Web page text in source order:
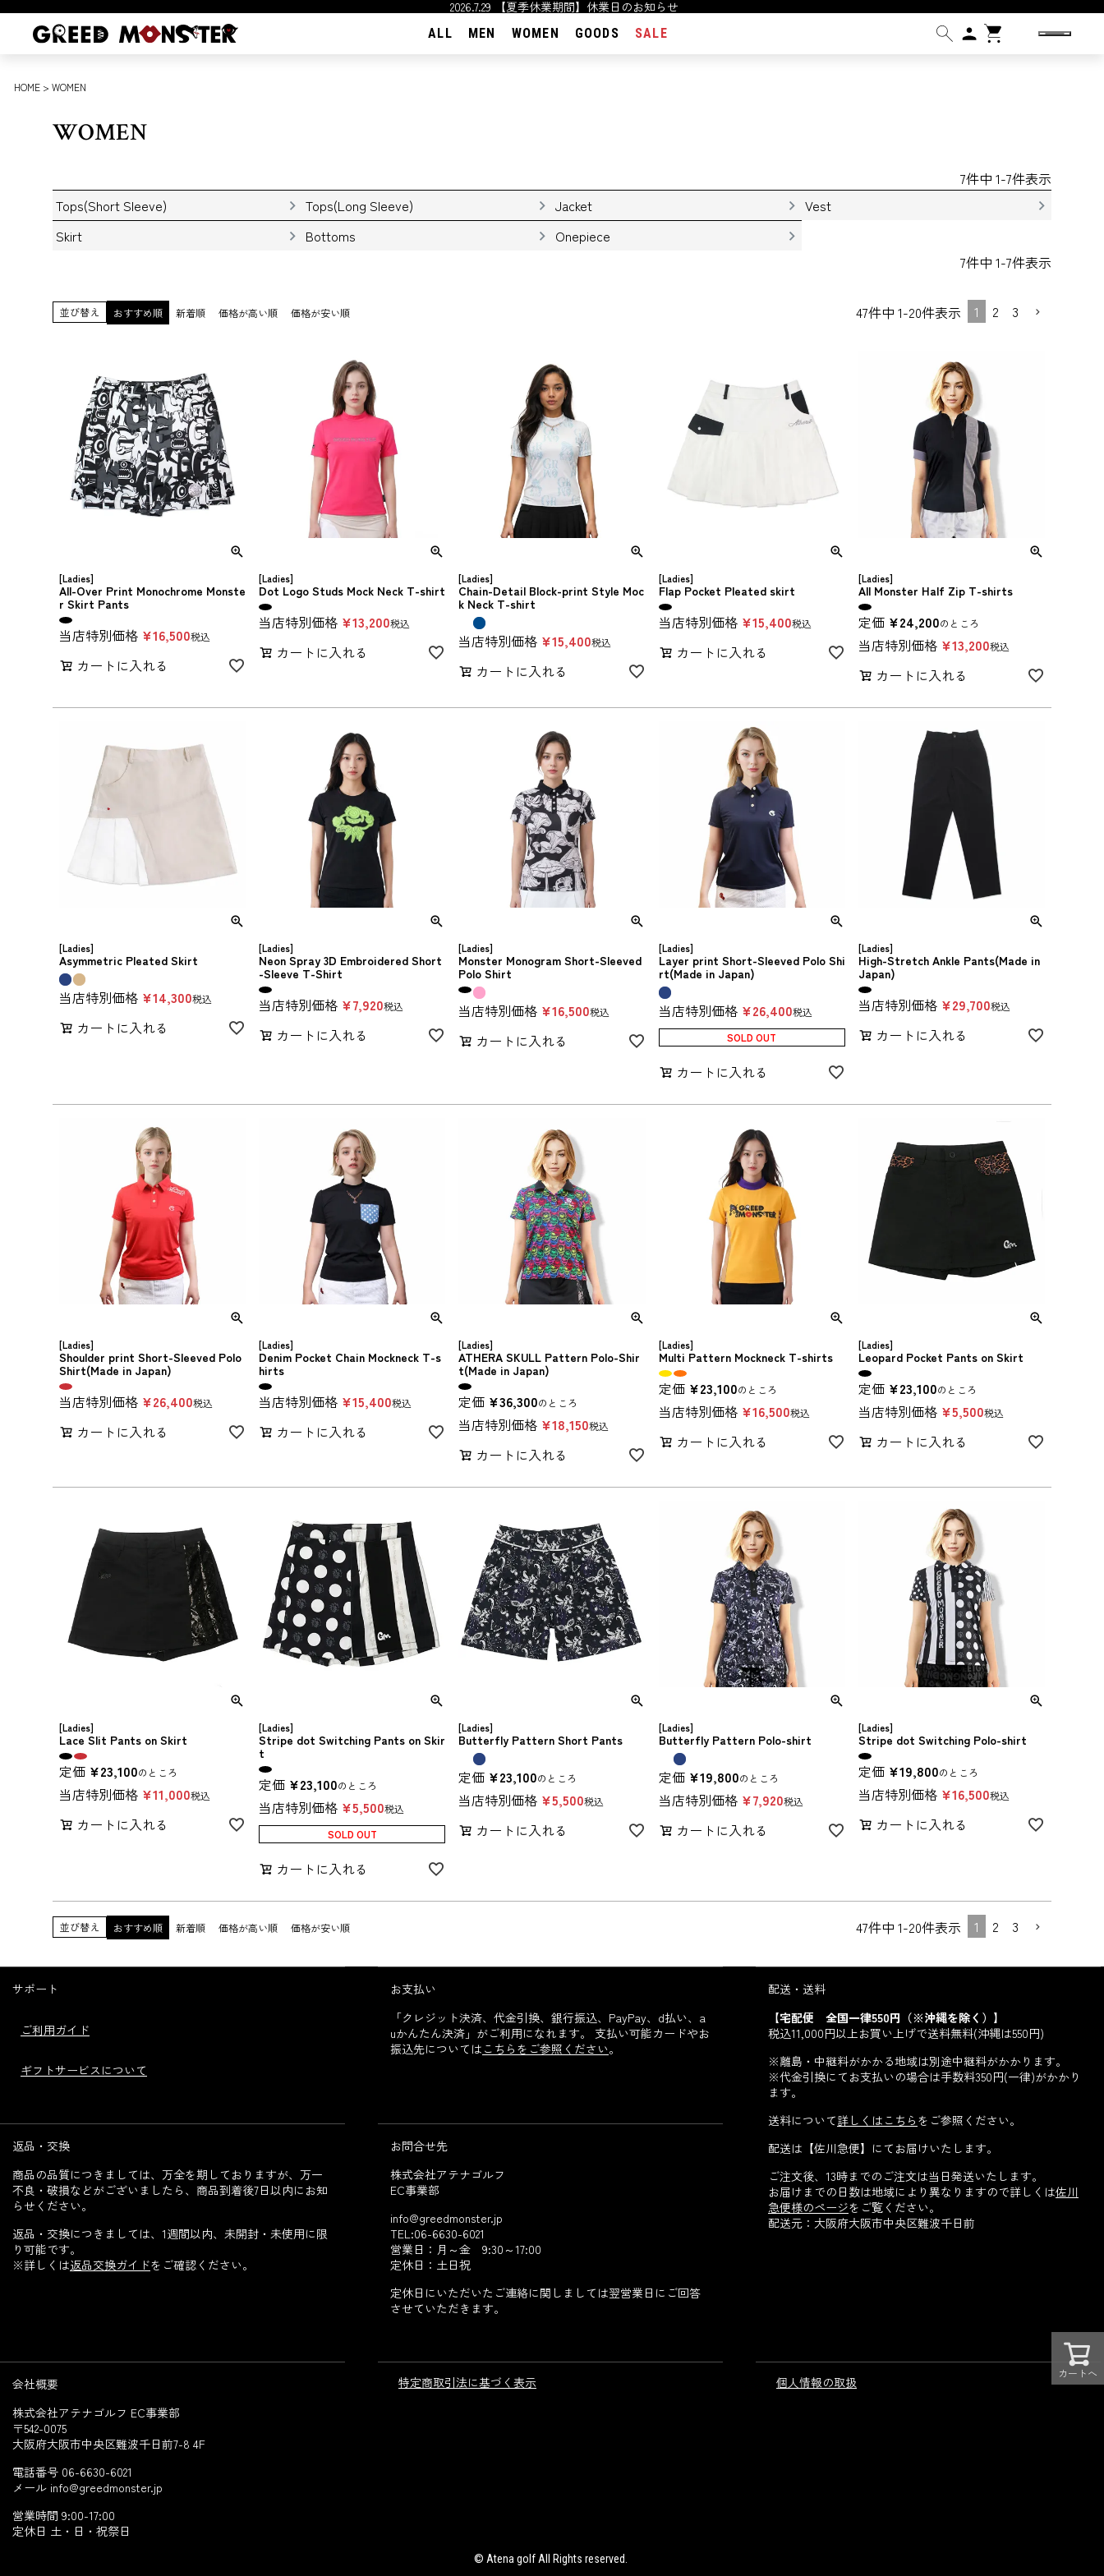
2026.7.29 【夏季休業期間】休業日のお知らせ
ALL MEN WOMEN GOODS SALE
HOME WOMEN
WOMEN
7件中 1-7件表示
Tops(Short Sleeve)
Tops(Long Sleeve) Jacket
Vest
Skirt
Bottoms
Onepiece
7件中 1-7件表示
並び替え おすすめ順 新着順 価格が高い順 価格が安い順 47件中 1-20件表示 1 2 3
[Ladies]
All-Over Print Monochrome Monste
r Skirt Pants
当店特別価格 ¥16,500税込
カートに入れる
[Ladies]
Dot Logo Studs Mock Neck T-shirt
当店特別価格 ¥13,200税込
カートに入れる
[Ladies]
Chain-Detail Block-print Style Moc
k Neck T-shirt
当店特別価格 ¥15,400税込
カートに入れる
[Ladies]
Flap Pocket Pleated skirt
当店特別価格 ¥15,400税込
カートに入れる
[Ladies]
All Monster Half Zip T-shirts
定価 ¥24,200のところ
当店特別価格 ¥13,200税込
カートに入れる
[Ladies]
Asymmetric Pleated Skirt
当店特別価格 ¥14,300税込
カートに入れる
[Ladies]
Neon Spray 3D Embroidered Short
-Sleeve T-Shirt
当店特別価格 ¥7,920税込
カートに入れる
[Ladies]
Monster Monogram Short-Sleeved
Polo Shirt
当店特別価格 ¥16,500税込
カートに入れる
[Ladies]
Layer print Short-Sleeved Polo Shi
rt(Made in Japan)
当店特別価格 ¥26,400税込
SOLD OUT
カートに入れる
[Ladies]
High-Stretch Ankle Pants(Made in
Japan)
当店特別価格 ¥29,700税込
カートに入れる
[Ladies]
Shoulder print Short-Sleeved Polo
Shirt(Made in Japan)
当店特別価格 ¥26,400税込
カートに入れる
[Ladies]
Denim Pocket Chain Mockneck T-s
hirts
当店特別価格 ¥15,400税込
カートに入れる
[Ladies]
ATHERA SKULL Pattern Polo-Shir
t(Made in Japan)
定価 ¥36,300のところ
当店特別価格 ¥18,150税込
カートに入れる
[Ladies]
Multi Pattern Mockneck T-shirts
定価 ¥23,100のところ
当店特別価格 ¥16,500税込
カートに入れる
[Ladies]
Leopard Pocket Pants on Skirt
定価 ¥23,100のところ
当店特別価格 ¥5,500税込
カートに入れる
[Ladies]
Lace Slit Pants on Skirt
定価 ¥23,100のところ
当店特別価格 ¥11,000税込
カートに入れる
[Ladies]
Stripe dot Switching Pants on Skir
t
定価 ¥23,100のところ
当店特別価格 ¥5,500税込
SOLD OUT
カートに入れる
[Ladies]
Butterfly Pattern Short Pants
定価 ¥23,100のところ
当店特別価格 ¥5,500税込
カートに入れる
[Ladies]
Butterfly Pattern Polo-shirt
定価 ¥19,800のところ
当店特別価格 ¥7,920税込
カートに入れる
[Ladies]
Stripe dot Switching Polo-shirt
定価 ¥19,800のところ
当店特別価格 ¥16,500税込
カートに入れる
並び替え おすすめ順 新着順 価格が高い順 価格が安い順 47件中 1-20件表示 1 2 3
カートへ
サポート
ご利用ガイド
ギフトサービスについて
お支払い
「クレジット決済、代金引換、銀行振込、PayPay、d払い、a
uかんたん決済」がご利用になれます。 支払い可能カードやお
振込先については こちらをご参照ください。
配送・送料
【宅配便 全国一律550円（※沖縄を除く）】
税込11,000円以上お買い上げで送料無料(沖縄は550円)
※離島・中継料がかかる地域は別途中継料がかかります。
※代金引換にてお支払いの場合は手数料350円(一律)がかかり
ます。
送料について詳しくはこちら をご参照ください。
配送は【佐川急便】にてお届けいたします。
ご注文後、13時までのご注文は当日発送いたします。
お届けまでの日数は地域により異なりますので詳しくは佐川
急便様のページをご覧ください。
配送元：大阪府大阪市中央区難波千日前
返品・交換
商品の品質につきましては、万全を期しておりますが、万一
不良・破損などがございましたら、商品到着後7日以内にお知
らせください。
返品・交換につきましては、1週間以内、未開封・未使用に限
り可能です。
※詳しくは返品交換ガイドをご確認ください。
お問合せ先
株式会社アテナゴルフ
EC事業部
info@greedmonster.jp
TEL:06-6630-6021
営業日：月～金 9:30～17:00
定休日：土日祝
定休日にいただいたご連絡に関しましては翌営業日にご回答
させていただきます。
会社概要
株式会社アテナゴルフ EC事業部
〒542-0075
大阪府大阪市中央区難波千日前7-8 4F
電話番号 06-6630-6021
メール info@greedmonster.jp
営業時間 9:00-17:00
定休日 土・日・祝祭日
特定商取引法に基づく表示 個人情報の取扱
© Atena golf All Rights reserved.